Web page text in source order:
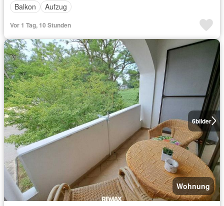
Balkon
Aufzug
Vor 1 Tag, 10 Stunden
6bilder
Wohnung